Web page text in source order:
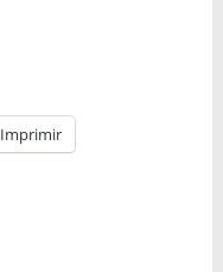
Imprimir